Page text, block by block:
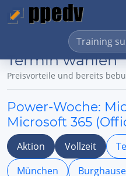
Termin wählen
Preisvorteile und bereits
Power-Woche:
Microsoft 365
Aktion Vollzeit
München